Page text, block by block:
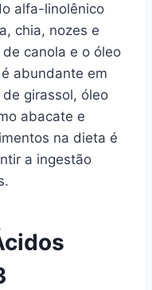
alfa-linolênico
chia, nozes e
canola e o óleo
abundante em
girassol, óleo
abacate e
na dieta é
a ingestão